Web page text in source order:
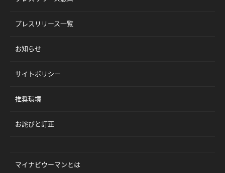
プレスリリース一覧
お知らせ
サイトポリシー
推奨環境
お詫びと訂正
マイナビウーマンとは